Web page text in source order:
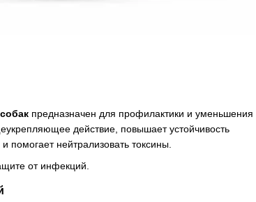
предназначен для профилактики и уменьшения
действие, повышает устойчивость
помогает нейтрализовать токсины.
от инфекций.